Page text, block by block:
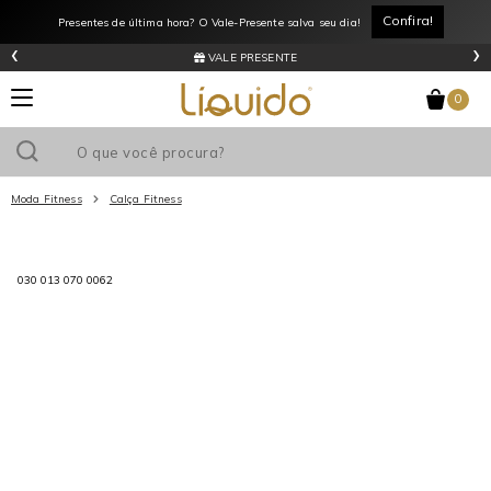
Presentes de última hora? O Vale-Presente salva seu dia! Confira!
VALE PRESENTE
‹ ›
0
Moda Fitness Calça Fitness
030 013 070 0062